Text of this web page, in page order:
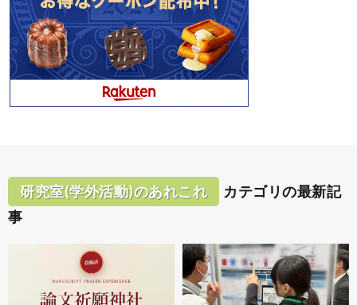
研究室(学外活動)のあれこれ
カテゴリの最新記
事